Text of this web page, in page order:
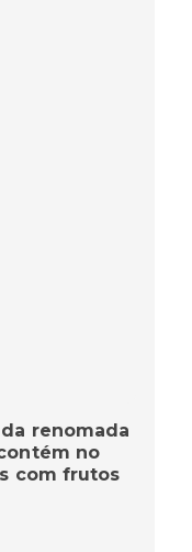
renomada
no
com frutos